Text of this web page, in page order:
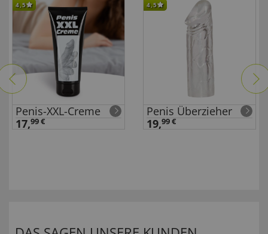
4,5
Penis-XXL-Creme
17,99 €
4,5
Penis Überzieher
19,99 €